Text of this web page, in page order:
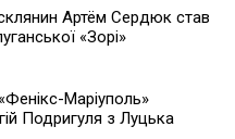
Артём Сердюк став
«Зорі»
Маріуполь»
Подригуля з Луцька